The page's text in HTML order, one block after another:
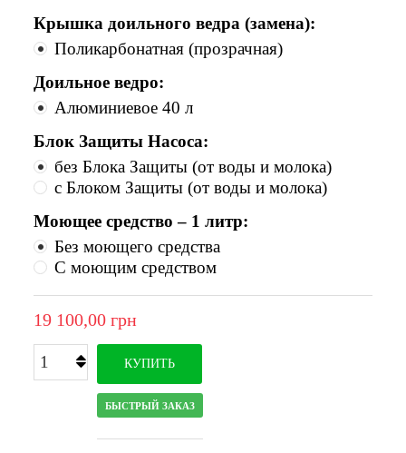
Крышка доильного ведра (замена):
Поликарбонатная (прозрачная)
Доильное ведро:
Алюминиевое 40 л
Блок Защиты Насоса:
без Блока Защиты (от воды и молока)
с Блоком Защиты (от воды и молока)
Моющее средство – 1 литр:
Без моющего средства
С моющим средством
19 100,00 грн
КУПИТЬ
БЫСТРЫЙ ЗАКАЗ